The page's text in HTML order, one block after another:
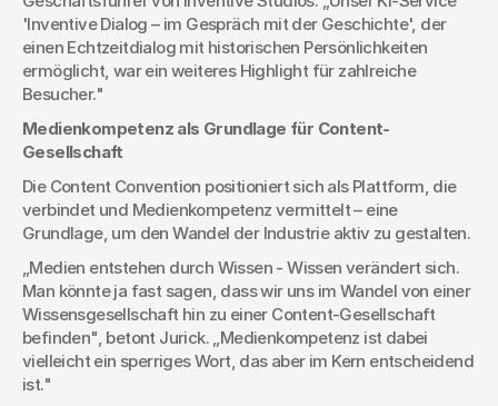
'Inventive Dialog – im Gespräch mit der Geschichte', der
einen Echtzeitdialog mit historischen Persönlichkeiten
ermöglicht, war ein weiteres Highlight für zahlreiche
Besucher."
Medienkompetenz als Grundlage für Content-
Gesellschaft
Die Content Convention positioniert sich als Plattform, die
verbindet und Medienkompetenz vermittelt – eine
Grundlage, um den Wandel der Industrie aktiv zu gestalten.
„Medien entstehen durch Wissen - Wissen verändert sich.
Man könnte ja fast sagen, dass wir uns im Wandel von einer
Wissensgesellschaft hin zu einer Content-Gesellschaft
befinden", betont Jurick. „Medienkompetenz ist dabei
vielleicht ein sperriges Wort, das aber im Kern entscheidend
ist."